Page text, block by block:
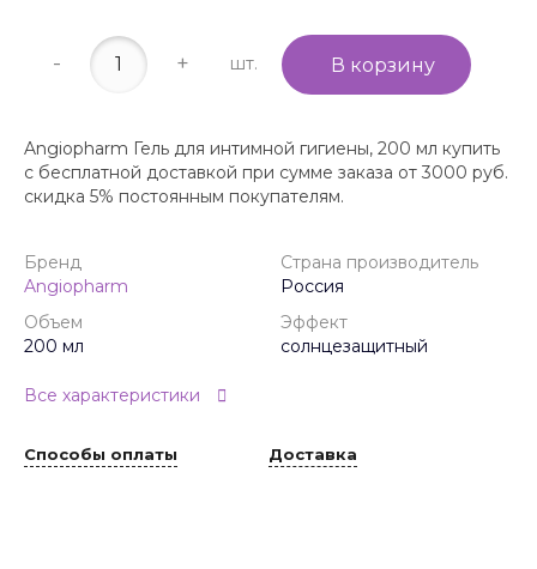
- + шт. В корзину
Angiopharm Гель для интимной гигиены, 200 мл купить
с бесплатной доставкой при сумме заказа от 3000 руб.
скидка 5% постоянным покупателям.
Бренд
Angiopharm
Страна производитель
Россия
Объем
200 мл
Эффект
солнцезащитный
Все характеристики
Способы оплаты Доставка